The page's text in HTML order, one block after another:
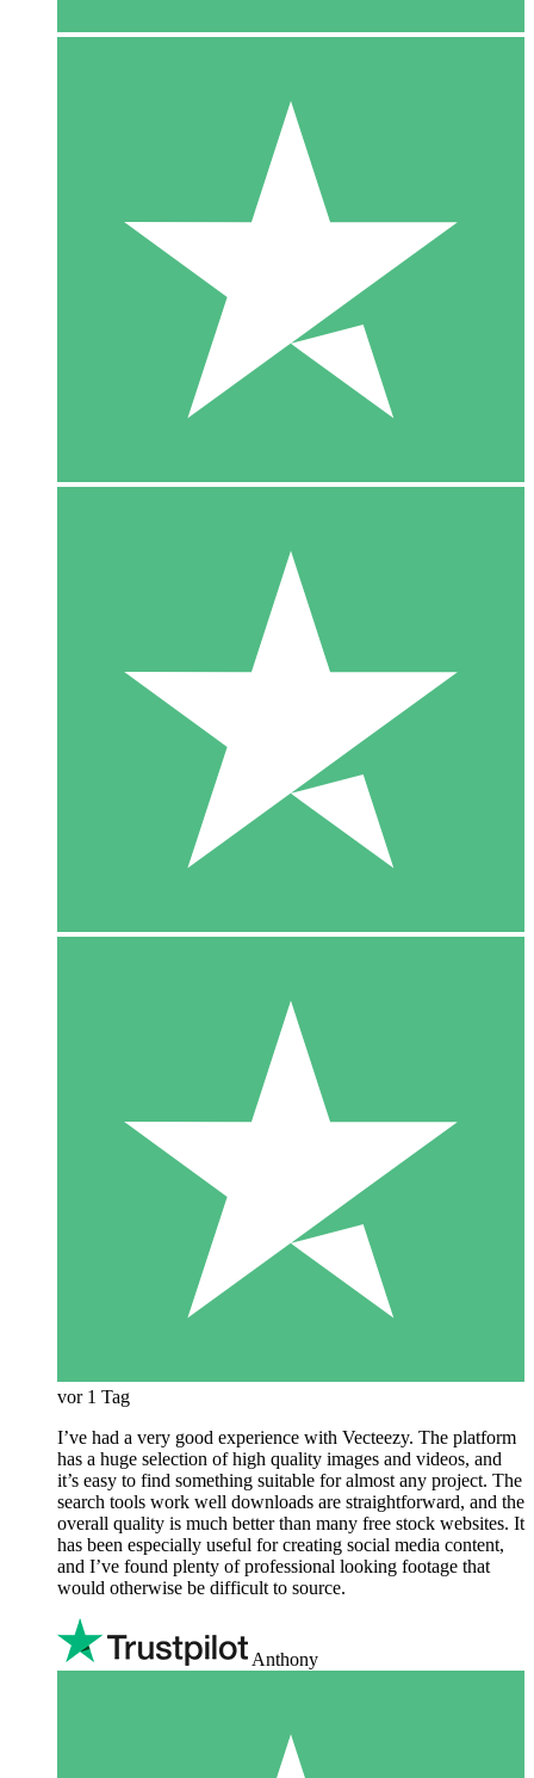
vor 1 Tag
I’ve had a very good experience with Vecteezy. The platform
has a huge selection of high quality images and videos, and
it’s easy to find something suitable for almost any project. The
search tools work well downloads are straightforward, and the
overall quality is much better than many free stock websites. It
has been especially useful for creating social media content,
and I’ve found plenty of professional looking footage that
would otherwise be difficult to source.
Anthony